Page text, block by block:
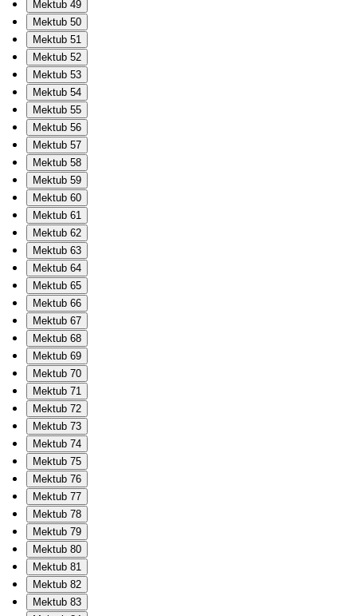
Mektub 49
Mektub 50
Mektub 51
Mektub 52
Mektub 53
Mektub 54
Mektub 55
Mektub 56
Mektub 57
Mektub 58
Mektub 59
Mektub 60
Mektub 61
Mektub 62
Mektub 63
Mektub 64
Mektub 65
Mektub 66
Mektub 67
Mektub 68
Mektub 69
Mektub 70
Mektub 71
Mektub 72
Mektub 73
Mektub 74
Mektub 75
Mektub 76
Mektub 77
Mektub 78
Mektub 79
Mektub 80
Mektub 81
Mektub 82
Mektub 83